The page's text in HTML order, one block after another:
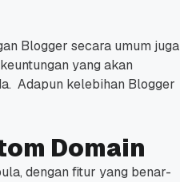
Blogger secara umum juga
yang akan
Adapun kelebihan Blogger
Domain
dengan fitur yang benar-